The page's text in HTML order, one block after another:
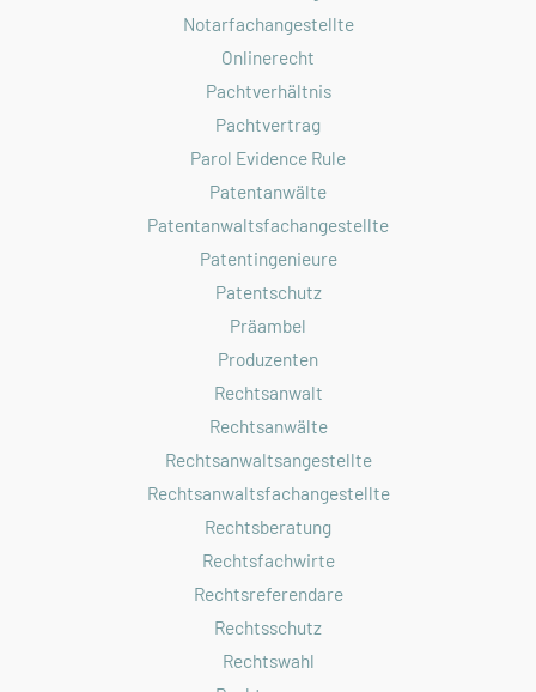
Notarfachangestellte
Onlinerecht
Pachtverhältnis
Pachtvertrag
Parol Evidence Rule
Patentanwälte
Patentanwaltsfachangestellte
Patentingenieure
Patentschutz
Präambel
Produzenten
Rechtsanwalt
Rechtsanwälte
Rechtsanwaltsangestellte
Rechtsanwaltsfachangestellte
Rechtsberatung
Rechtsfachwirte
Rechtsreferendare
Rechtsschutz
Rechtswahl